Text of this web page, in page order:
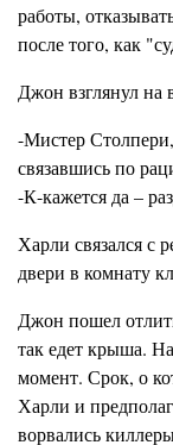
работы,
после того, как
Джон взглянул на
-Мистер
связавшись по
-К-кажется да –
Харли связался с
двери в комнату
Джон пошел
так едет крыша.
момент. Срок, о
Харли и
ворвались